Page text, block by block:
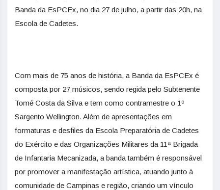
Banda da EsPCEx, no dia 27 de julho, a partir das 20h, na
Escola de Cadetes.
Com mais de 75 anos de história, a Banda da EsPCEx é
composta por 27 músicos, sendo regida pelo Subtenente
Tomé Costa da Silva e tem como contramestre o 1º
Sargento Wellington. Além de apresentações em
formaturas e desfiles da Escola Preparatória de Cadetes
do Exército e das Organizações Militares da 11ª Brigada
de Infantaria Mecanizada, a banda também é responsável
por promover a manifestação artística, atuando junto à
comunidade de Campinas e região, criando um vínculo